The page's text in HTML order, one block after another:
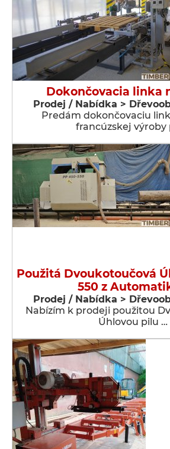
Dokončovacia linka
Prodej / Nabídka >
Predám dokončovaciu
francúzskej výroby
Použitá Dvoukotoučová
550 z
Prodej / Nabídka >
Nabízím k prodeji použitou
Úhlovou pilu …